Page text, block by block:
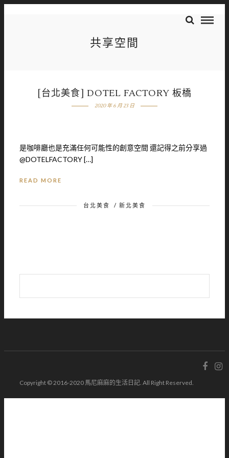
共享空間
[台北美食] DOTEL FACTORY 板橋
2020 年 6 月 23 日
是咖啡廳也是充滿任何可能性的創意空間 還記得之前分享過
@DOTELFACTORY […]
READ MORE
台北美食 / 新北美食
Copyright © 2016-2020 馬尼麻麻的生活日記. All Right Reserved.